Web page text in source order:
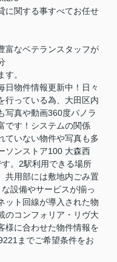
に関する事すべてお任せ
富なベテランスタッフが
。
日物件情報更新中！日々
行っている為、大田区内
写真や動画360度パノラ
です！システムの関係
ていない物件や写真も多
ソンストア100 大森西
。2駅利用できる場所
共用部には敷地内ごみ置
設備やサービスが揃っ
ット回線が導入された物
のコンフォリア・リヴ大
様に合わせた物件情報を
までご希望条件をお